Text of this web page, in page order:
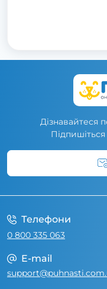
Дізнавайтеся
Телефони
0 800 335 063
E-mail